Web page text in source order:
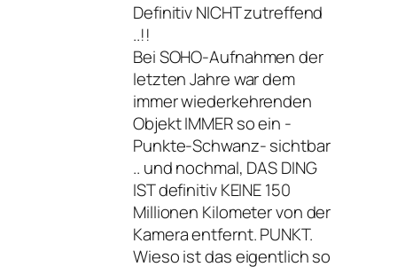
Definitiv NICHT zutreffend
..!!
Bei SOHO-Aufnahmen der
letzten Jahre war dem
immer wiederkehrenden
Objekt IMMER so ein -
Punkte-Schwanz- sichtbar
.. und nochmal, DAS DING
IST definitiv KEINE 150
Millionen Kilometer von der
Kamera entfernt. PUNKT.
Wieso ist das eigentlich so